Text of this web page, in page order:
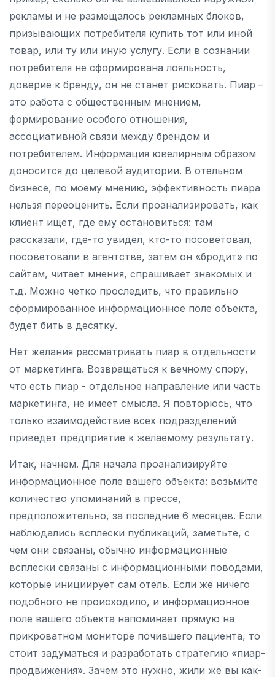
рекламы и не размещалось рекламных блоков,
призывающих потребителя купить тот или иной
товар, или ту или иную услугу. Если в сознании
потребителя не сформирована лояльность,
доверие к бренду, он не станет рисковать. Пиар –
это работа с общественным мнением,
формирование особого отношения,
ассоциативной связи между брендом и
потребителем. Информация ювелирным образом
доносится до целевой аудитории. В отельном
бизнесе, по моему мнению, эффективность пиара
нельзя переоценить. Если проанализировать, как
клиент ищет, где ему остановиться: там
рассказали, где-то увидел, кто-то посоветовал,
посоветовали в агентстве, затем он «бродит» по
сайтам, читает мнения, спрашивает знакомых и
т.д. Можно четко проследить, что правильно
сформированное информационное поле объекта,
будет бить в десятку.
Нет желания рассматривать пиар в отдельности
от маркетинга. Возвращаться к вечному спору,
что есть пиар - отдельное направление или часть
маркетинга, не имеет смысла. Я повторюсь, что
только взаимодействие всех подразделений
приведет предприятие к желаемому результату.
Итак, начнем. Для начала проанализируйте
информационное поле вашего объекта: возьмите
количество упоминаний в прессе,
предположительно, за последние 6 месяцев. Если
наблюдались всплески публикаций, заметьте, с
чем они связаны, обычно информационные
всплески связаны с информационными поводами,
которые инициирует сам отель. Если же ничего
подобного не происходило, и информационное
поле вашего объекта напоминает прямую на
прикроватном мониторе почившего пациента, то
стоит задуматься и разработать стратегию «пиар-
продвижения». Зачем это нужно, жили же вы как-